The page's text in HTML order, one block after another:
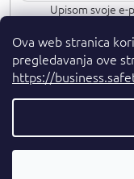
Ova web stranica
pregledavanja ove
https://
Upisom svoje
Autorska prava